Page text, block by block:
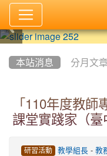
本站消息 分月文章
「110年度教師
課堂實踐家（臺
研習活動 教學組長- 教